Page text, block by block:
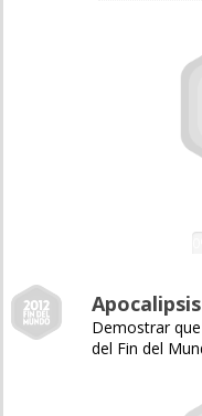
Apocalipsis
Demostrar
del Fin del